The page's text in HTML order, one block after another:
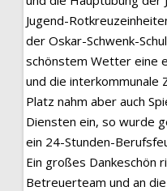
Jugend-
der Oskar-Schwenk-
schönstem Wetter eine
und die interkommunale
Platz nahm aber auch
Diensten ein, so wurde
ein 24-Stunden-
Ein großes Dankeschön
Betreuerteam und an